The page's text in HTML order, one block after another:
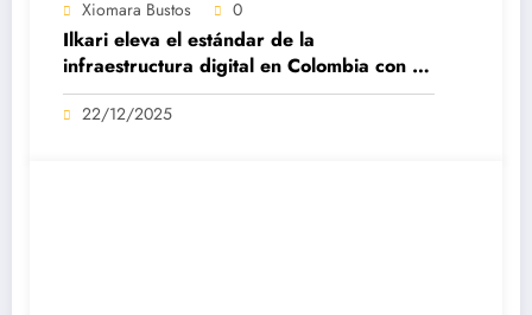
Xiomara Bustos 0
Ilkari eleva el estándar de la
infraestructura digital en Colombia con su
datacenter certificado Nivel IV de ICREA
22/12/2025